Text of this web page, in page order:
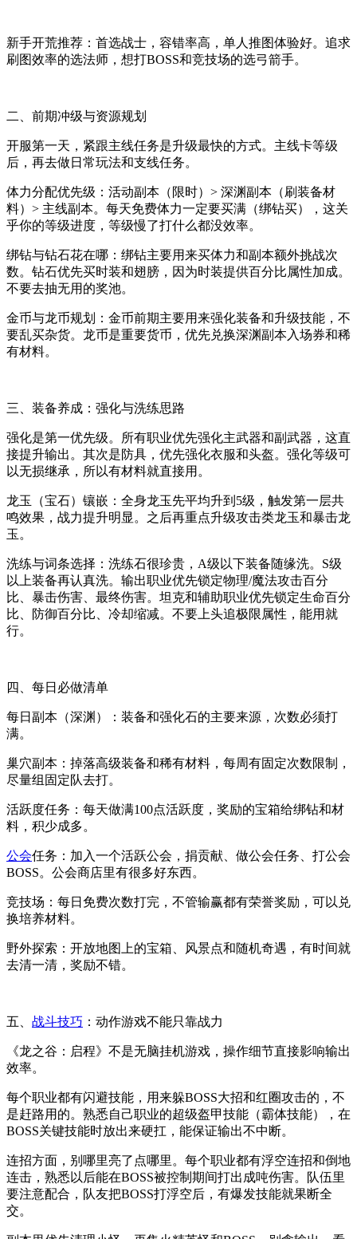
新手开荒推荐：首选战士，容错率高，单人推图体验好。追求
刷图效率的选法师，想打BOSS和竞技场的选弓箭手。
二、前期冲级与资源规划
开服第一天，紧跟主线任务是升级最快的方式。主线卡等级
后，再去做日常玩法和支线任务。
体力分配优先级：活动副本（限时）> 深渊副本（刷装备材
料）> 主线副本。每天免费体力一定要买满（绑钻买），这关
乎你的等级进度，等级慢了打什么都没效率。
绑钻与钻石花在哪：绑钻主要用来买体力和副本额外挑战次
数。钻石优先买时装和翅膀，因为时装提供百分比属性加成。
不要去抽无用的奖池。
金币与龙币规划：金币前期主要用来强化装备和升级技能，不
要乱买杂货。龙币是重要货币，优先兑换深渊副本入场券和稀
有材料。
三、装备养成：强化与洗练思路
强化是第一优先级。所有职业优先强化主武器和副武器，这直
接提升输出。其次是防具，优先强化衣服和头盔。强化等级可
以无损继承，所以有材料就直接用。
龙玉（宝石）镶嵌：全身龙玉先平均升到5级，触发第一层共
鸣效果，战力提升明显。之后再重点升级攻击类龙玉和暴击龙
玉。
洗练与词条选择：洗练石很珍贵，A级以下装备随缘洗。S级
以上装备再认真洗。输出职业优先锁定物理/魔法攻击百分
比、暴击伤害、最终伤害。坦克和辅助职业优先锁定生命百分
比、防御百分比、冷却缩减。不要上头追极限属性，能用就
行。
四、每日必做清单
每日副本（深渊）：装备和强化石的主要来源，次数必须打
满。
巢穴副本：掉落高级装备和稀有材料，每周有固定次数限制，
尽量组固定队去打。
活跃度任务：每天做满100点活跃度，奖励的宝箱给绑钻和材
料，积少成多。
公会任务：加入一个活跃公会，捐贡献、做公会任务、打公会
BOSS。公会商店里有很多好东西。
竞技场：每日免费次数打完，不管输赢都有荣誉奖励，可以兑
换培养材料。
野外探索：开放地图上的宝箱、风景点和随机奇遇，有时间就
去清一清，奖励不错。
五、 战斗技巧 ：动作游戏不能只靠战力
《龙之谷：启程》不是无脑挂机游戏，操作细节直接影响输出
效率。
每个职业都有闪避技能，用来躲BOSS大招和红圈攻击的，不
是赶路用的。熟悉自己职业的超级盔甲技能（霸体技能），在
BOSS关键技能时放出来硬扛，能保证输出不中断。
连招方面，别哪里亮了点哪里。每个职业都有浮空连招和倒地
连击，熟悉以后能在BOSS被控制期间打出成吨伤害。队伍里
要注意配合，队友把BOSS打浮空后，有爆发技能就果断全
交。